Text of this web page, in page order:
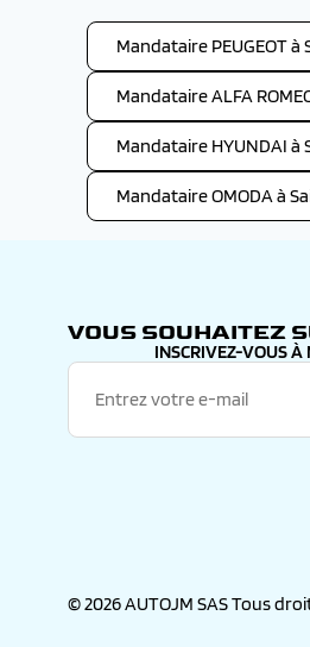
Mandataire PEUGEOT
Mandataire ALFA
Mandataire HYUNDAI
Mandataire OMODA à
VOUS SOUHAITEZ
INSCRIVEZ-VOUS À
© 2026 AUTOJM SAS Tous